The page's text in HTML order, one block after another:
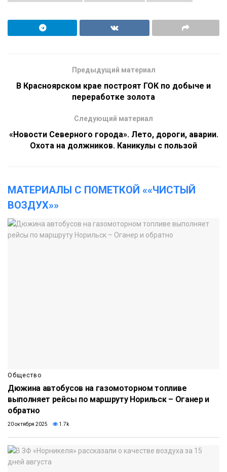
Предыдущий материал
В Красноярском крае построят ГОК по добыче и
переработке золота
Следующий материал
«Новости Северного города». Лето, дороги, аварии.
Охота на должников. Каникулы с пользой
МАТЕРИАЛЫ С ПОМЕТКОЙ ««ЧИСТЫЙ
ВОЗДУХ»»
Общество
Дюжина автобусов на газомоторном топливе
выполняет рейсы по маршруту Норильск – Оганер и
обратно
20 октября 2025 1.7k